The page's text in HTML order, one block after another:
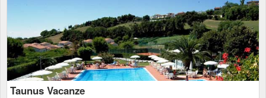
Taunus Vacanze